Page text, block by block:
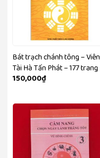
Bát trạch chánh tông – Viên
Tài Hà Tấn Phát – 177 trang
150,000₫